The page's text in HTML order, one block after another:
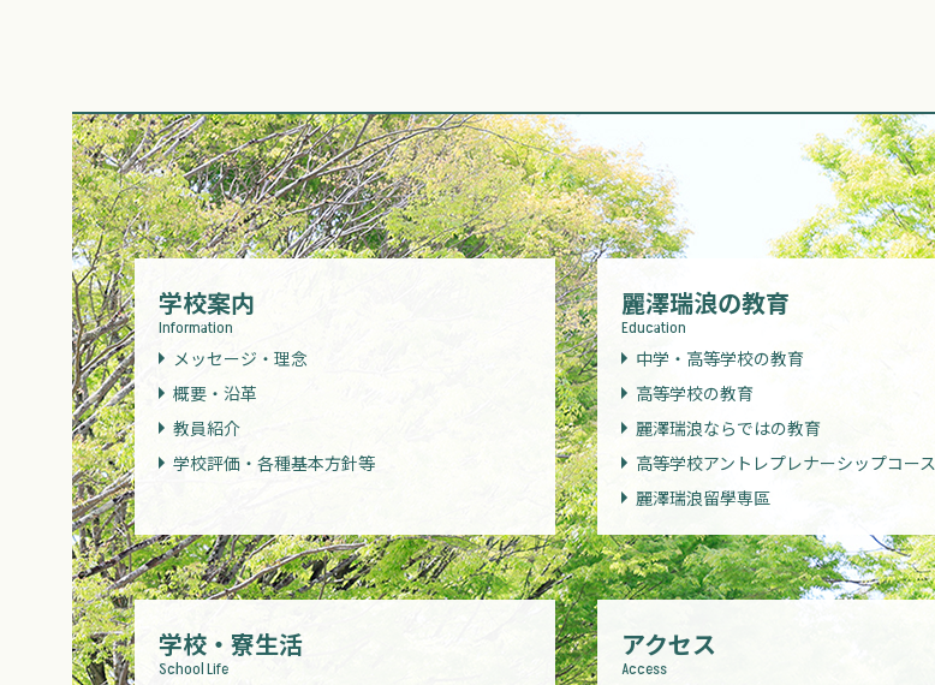
学校案内
Information
メッセージ・理念
概要・沿革
教員紹介
学校評価・各種基本方針等
麗澤瑞浪の教育
Education
中学・高等学校の教育
高等学校の教育
麗澤瑞浪ならではの教育
高等学校アントレプレナーシップコース
麗澤瑞浪留學専區
学校・寮生活
School Life
アクセス
Access